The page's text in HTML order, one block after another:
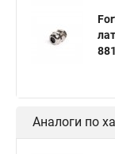
Аналоги по